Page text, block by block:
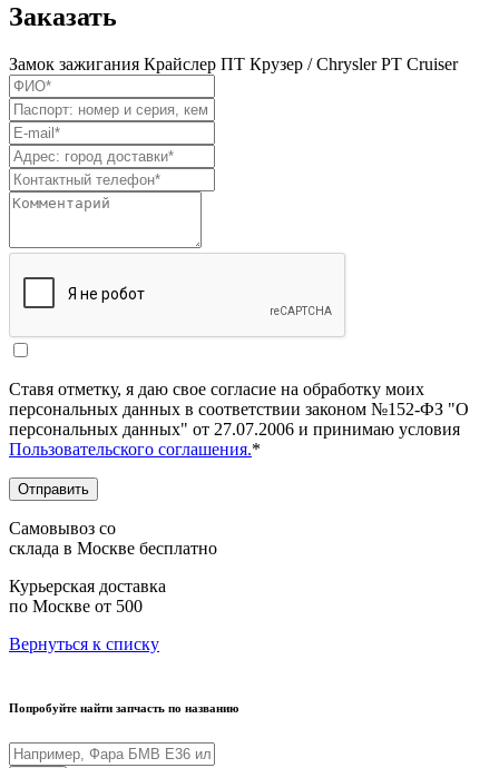
Заказать
Замок зажигания Крайслер ПТ Крузер / Chrysler PT Cruiser
Ставя отметку, я даю свое согласие на обработку моих
персональных данных в соответствии законом №152-ФЗ "О
персональных данных" от 27.07.2006 и принимаю условия
Пользовательского соглашения.*
Отправить
Самовывоз со
склада в Москве бесплатно
Курьерская доставка
по Москве от 500
Вернуться к списку
Попробуйте найти запчасть по названию